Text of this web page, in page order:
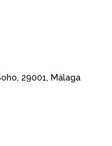
29001, Málaga